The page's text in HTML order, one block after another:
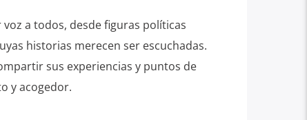
a todos, desde figuras políticas
historias merecen ser escuchadas.
sus experiencias y puntos de
y acogedor.